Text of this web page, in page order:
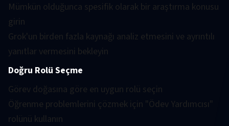
Mümkün olduğunca spesifik olarak bir araştırma konusu
girin
Grok'un birden fazla kaynağı analiz etmesini ve ayrıntılı
yanıtlar vermesini bekleyin
Doğru Rolü Seçme
Görev doğasına göre en uygun rolü seçin
Öğrenme problemlerini çözmek için "Ödev Yardımcısı"
rolünü kullanın